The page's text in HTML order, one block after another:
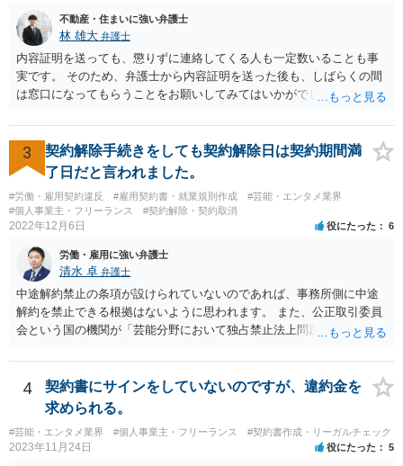
不動産・住まいに強い弁護士
林 雄大 弁護士
内容証明を送っても、懲りずに連絡してくる人も一定数いることも事
実です。 そのため、弁護士から内容証明を送った後も、しばらくの間
は窓口になってもらうことをお願いしてみてはいかがでしょうか。 そ
口（弁護士に）言ってください」とだけお伝えし、それ以外には一切
応じないという姿勢をとることができるため、スタッフの方の負担軽
減を図れると思います。 大変な状況かと思いますが、ご参考になりま
3
契約解除手続きをしても契約解除日は契約期間満
了日だと言われました。
#労働・雇用契約違反 #雇用契約書・就業規則作成
#芸能・エンタメ業界
#個人事業主・フリーランス
#契約解除・契約取消
2022年12月6日 役にたった 6
労働・雇用に強い弁護士
清水 卓 弁護士
中途解約禁止の条項が設けられていないのであれば、事務所側に中途
解約を禁止できる根拠はないように思われます。 また、公正取引委員
会という国の機関が「芸能分野において独占禁止法上問題となり得る
活動を⾏えない旨の義務を課し，⼜は移籍・独⽴した場合には芸能活
動を妨害する旨⽰唆して，移籍・独⽴を諦めさせること（優越的地位
の濫⽤等）を例示しています。 ライバー事務所にも同様のことが言え
る可能性があり、あなたのケースでも、独占禁止法上問題となり得ま
す。 ただし、「※これら⾏為が実際に独占禁⽌法違反となるかどうか
は，具体的態様に照らして個別に判断されることとなる。例えば，優
4
契約書にサインをしていないのですが、違約金を
求められる。
#芸能・エンタメ業界 #個人事業主・フリーランス #契約書作成・リーガルチェック
2023年11月24日 役にたった 5